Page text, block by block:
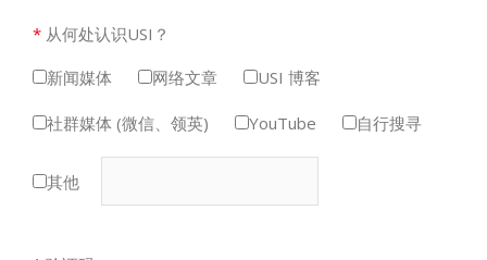
* 从何处认识USI？
新闻媒体
网络文章 USI 博客
社群媒体 (微信、领英) YouTube 自行搜寻
其他